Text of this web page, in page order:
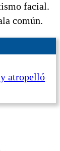
facial.
común.
atropelló